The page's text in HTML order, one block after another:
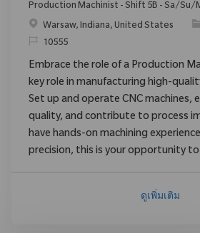
Production Machinist - Shift 5B - Sa/Su/
สถานที่Warsaw, Indiana, United States ป
ReqId10555
Embrace the role of a Production
key role in manufacturing high-
Set up and operate CNC machines,
quality, and contribute to process
have hands-on machining
precision, this is your opportunity
ดูเพิ่มเติม